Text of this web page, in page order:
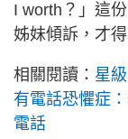
I worth？」這
姊妹傾訴，才
相關閱讀： 星
有電話恐懼症
電話